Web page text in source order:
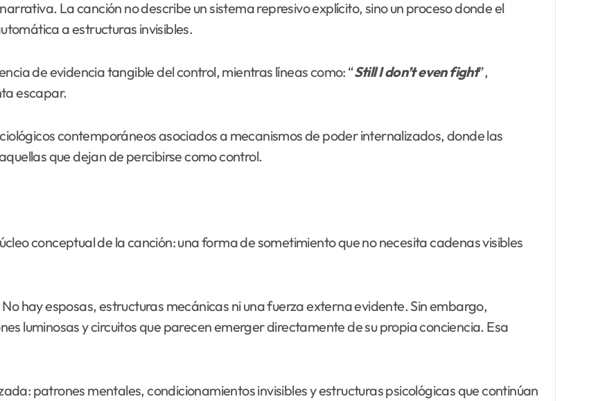
La canción no describe un sistema represivo explícito, sino un proceso donde el
a estructuras invisibles.
de evidencia tangible del control, mientras líneas como: “Still I don’t even fight”,
escapar.
contemporáneos asociados a mecanismos de poder internalizados, donde las
que dejan de percibirse como control.
conceptual de la canción: una forma de sometimiento que no necesita cadenas visibles
hay esposas, estructuras mecánicas ni una fuerza externa evidente. Sin embargo,
luminosas y circuitos que parecen emerger directamente de su propia conciencia. Esa
patrones mentales, condicionamientos invisibles y estructuras psicológicas que continúan